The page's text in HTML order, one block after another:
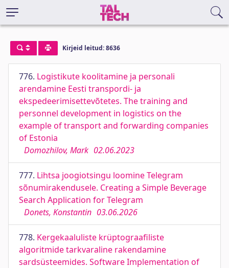
Kirjeid leitud: 8636
776. Logistikute koolitamine ja personali
arendamine Eesti transpordi- ja
ekspedeerimisettevõtetes. The training and
personnel development in logistics on the
example of transport and forwarding companies
of Estonia
Domozhilov, Mark 02.06.2023
777. Lihtsa joogiotsingu loomine Telegram
sõnumirakendusele. Creating a Simple Beverage
Search Application for Telegram
Donets, Konstantin 03.06.2026
778. Kergekaaluliste krüptograafiliste
algoritmide tarkvaraline rakendamine
sardsüsteemides. Software Implementation of